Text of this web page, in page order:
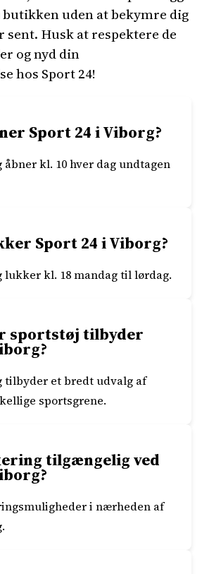
uden at bekymre dig
sent. Husk at respektere de
og nyd din
hos Sport 24!
Sport 24 i Viborg?
åbner kl. 10 hver dag undtagen
Sport 24 i Viborg?
lukker kl. 18 mandag til lørdag.
sportstøj tilbyder
tilbyder et bredt udvalg af
sportsgrene.
tilgængelig ved
i nærheden af